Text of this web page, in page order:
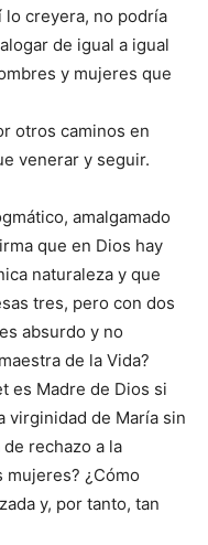
lo creyera, no podría
de igual a igual
y mujeres que
otros caminos en
venerar y seguir.
amalgamado
que en Dios hay
naturaleza y que
tres, pero con dos
absurdo y no
de la Vida?
es Madre de Dios si
virginidad de María sin
rechazo a la
mujeres? ¿Cómo
y, por tanto, tan